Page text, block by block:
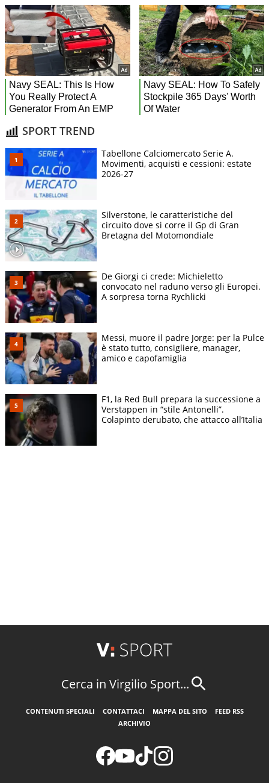
SPORT TREND
Tabellone Calciomercato Serie A.
Movimenti, acquisti e cessioni: estate
2026-27
Silverstone, le caratteristiche del
circuito dove si corre il Gp di Gran
Bretagna del Motomondiale
De Giorgi ci crede: Michieletto
convocato nel raduno verso gli Europei.
A sorpresa torna Rychlicki
Messi, muore il padre Jorge: per la Pulce
è stato tutto, consigliere, manager,
amico e capofamiglia
F1, la Red Bull prepara la successione a
Verstappen in “stile Antonelli”.
Colapinto derubato, che attacco all’Italia
Cerca in Virgilio Sport...
CONTENUTI SPECIALI CONTATTACI MAPPA DEL SITO
FEED RSS
ARCHIVIO